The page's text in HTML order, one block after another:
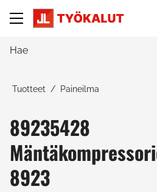
Tuotteet Paineilma
89235428
8923